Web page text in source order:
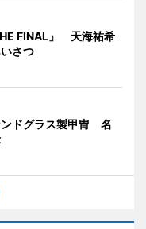
FINAL」 天海祐希
さつ
ンドグラス製甲冑 名